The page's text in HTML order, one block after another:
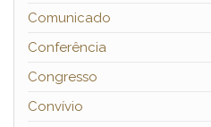
Comunicado
Conferência
Congresso
Convívio